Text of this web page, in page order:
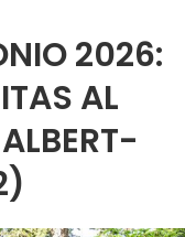
2026:
AL